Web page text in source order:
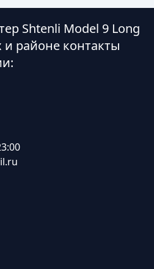
Shtenli Model 9 Long
и районе контакты